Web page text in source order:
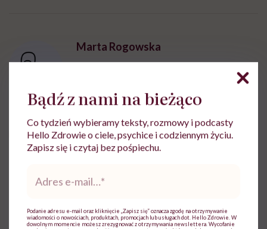
Marta Rogowska
Zobacz profil
Udostępnij
Powiązane tematy:
Medycyna
Bądź z nami na bieżąco
Co tydzień wybieramy teksty, rozmowy i podcasty
Hello Zdrowie o ciele, psychice i codziennym życiu.
Zapisz się i czytaj bez pośpiechu.
mail*
Podanie adresu e-mail oraz kliknięcie „Zapisz się” oznacza zgodę na otrzymywanie
wiadomości o nowościach, produktach, promocjach lub usługach dot. Hello Zdrowie. W
dowolnym momencie możesz zrezygnować z otrzymywania newslettera. Wycofanie